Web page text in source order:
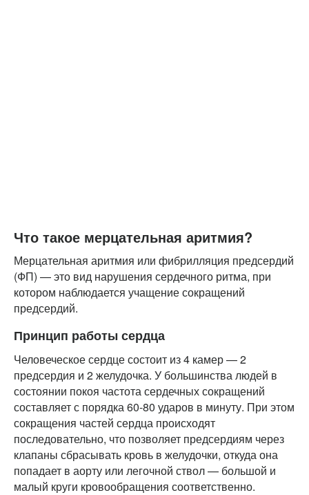
Что такое мерцательная аритмия?
Мерцательная аритмия или фибрилляция предсердий
(ФП) — это вид нарушения сердечного ритма, при
котором наблюдается учащение сокращений
предсердий.
Принцип работы сердца
Человеческое сердце состоит из 4 камер — 2
предсердия и 2 желудочка. У большинства людей в
состоянии покоя частота сердечных сокращений
составляет с порядка 60-80 ударов в минуту. При этом
сокращения частей сердца происходят
последовательно, что позволяет предсердиям через
клапаны сбрасывать кровь в желудочки, откуда она
попадает в аорту или легочной ствол — большой и
малый круги кровообращения соответственно.